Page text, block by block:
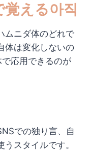
覚える아직
ムニダ体のどれで
体は変化しないの
応用できるのが
での独り言、自
スタイルです。